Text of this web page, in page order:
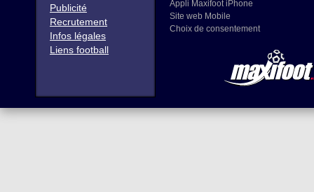
Publicité
Recrutement
Infos légales
Liens football
Appli Maxifoot iPhone
Site web Mobile
Choix de consentement